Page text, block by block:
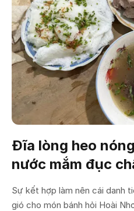
Đĩa lòng heo
nước mắm đục
Sự kết hợp làm nên cái danh
gió cho món bánh hỏi Hoài